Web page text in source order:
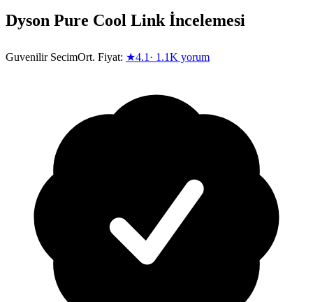
Dyson Pure Cool Link İncelemesi
Guvenilir SecimOrt. Fiyat: ★4.1 · 1.1K yorum